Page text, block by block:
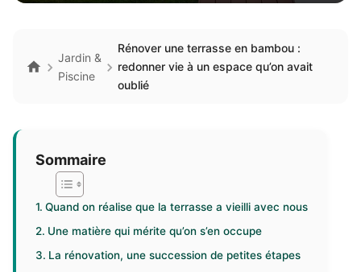
Jardin &
Piscine
Rénover une terrasse en bambou :
redonner vie à un espace qu’on avait
oublié
Sommaire
Quand on réalise que la terrasse a vieilli avec nous
Une matière qui mérite qu’on s’en occupe
La rénovation, une succession de petites étapes